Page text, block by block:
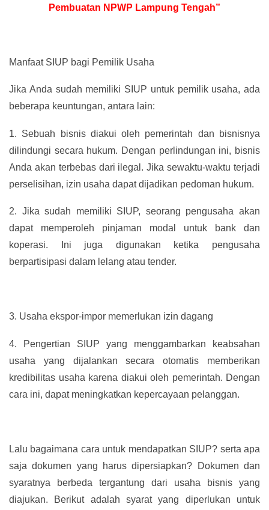
Pembuatan NPWP Lampung Tengah”
Manfaat SIUP bagi Pemilik Usaha
Jika Anda sudah memiliki SIUP untuk pemilik usaha, ada
beberapa keuntungan, antara lain:
1. Sebuah bisnis diakui oleh pemerintah dan bisnisnya
dilindungi secara hukum. Dengan perlindungan ini, bisnis
Anda akan terbebas dari ilegal. Jika sewaktu-waktu terjadi
perselisihan, izin usaha dapat dijadikan pedoman hukum.
2. Jika sudah memiliki SIUP, seorang pengusaha akan
dapat memperoleh pinjaman modal untuk bank dan
koperasi. Ini juga digunakan ketika pengusaha
berpartisipasi dalam lelang atau tender.
3. Usaha ekspor-impor memerlukan izin dagang
4.
Pengertian SIUP yang menggambarkan keabsahan
usaha yang dijalankan secara otomatis memberikan
kredibilitas usaha karena diakui oleh pemerintah. Dengan
cara ini, dapat meningkatkan kepercayaan pelanggan.
Lalu bagaimana cara untuk mendapatkan SIUP? serta apa
saja dokumen yang harus dipersiapkan? Dokumen dan
syaratnya berbeda tergantung dari usaha bisnis yang
diajukan. Berikut adalah syarat yang diperlukan untuk